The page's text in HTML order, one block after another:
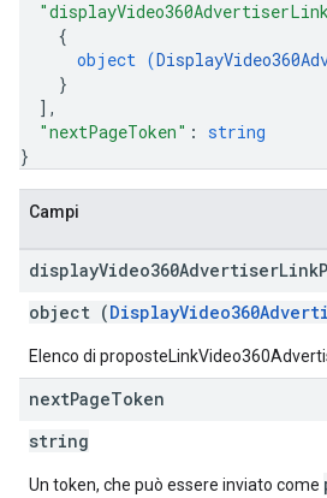
{
object (
}
] ,
"nextPageToken" : string
}
Campi
displayVideo360AdvertiserLink
object (
Elenco di
nextPageToken
string
Un token, che può essere inviato come